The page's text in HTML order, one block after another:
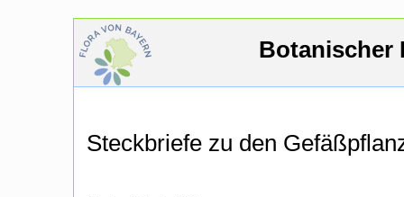
Botanischer
Steckbriefe zu den